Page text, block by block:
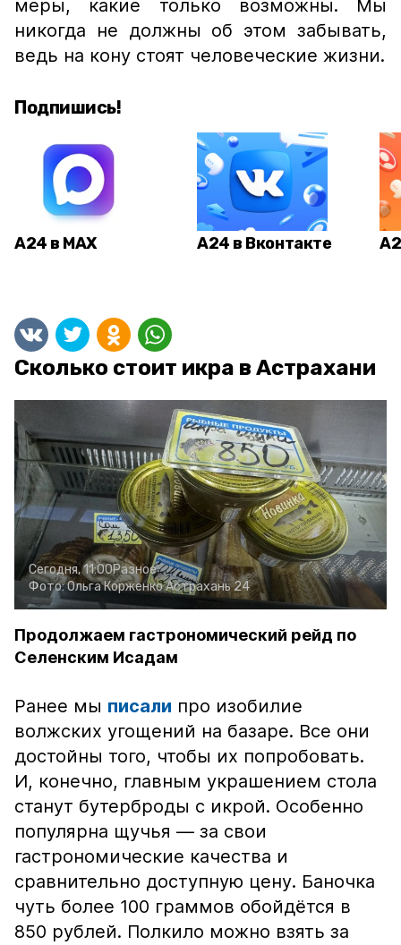
меры, какие только возможны. Мы
никогда не должны об этом забывать,
ведь на кону стоят человеческие жизни.
Подпишись!
А24 в MAX А24 в Вконтакте
Сколько стоит икра в Астрахани
Сегодня, 11:00Разное
Фото:Ольга КорженкоАстрахань 24
Продолжаем гастрономический рейд по
Селенским Исадам
Ранее мы писали про изобилие
волжских угощений на базаре. Все они
достойны того, чтобы их попробовать.
И, конечно, главным украшением стола
станут бутерброды с икрой. Особенно
популярна щучья — за свои
гастрономические качества и
сравнительно доступную цену. Баночка
чуть более 100 граммов обойдётся в
850 рублей. Полкило можно взять за